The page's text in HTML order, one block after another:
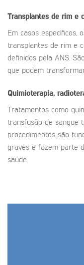
Transplantes de rim e
Em casos específicos,
transplantes de rim e
definidos pela ANS.
que podem
Quimioterapia,
Tratamentos como
transfusão de sangue
procedimentos são
graves e fazem parte
saúde.